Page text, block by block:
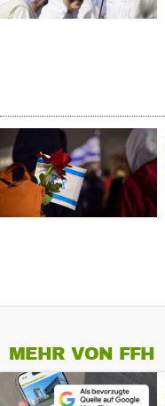
MEHR VON FFH